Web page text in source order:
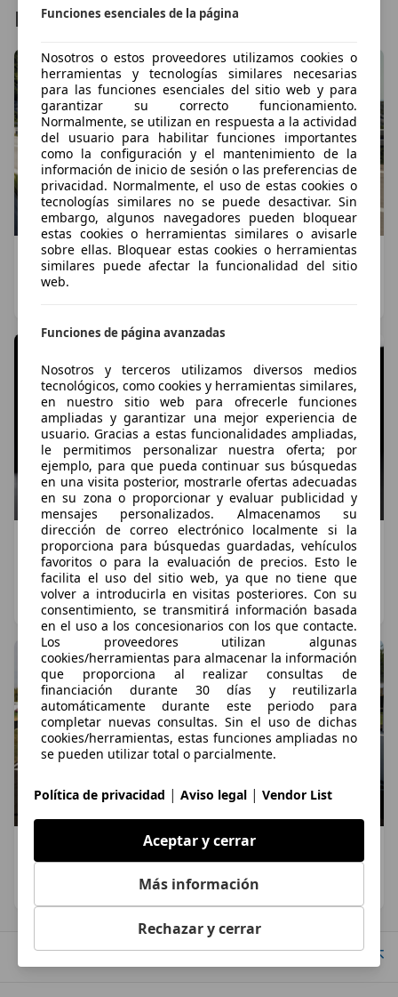
Funciones esenciales de la página
Nosotros o estos proveedores utilizamos cookies o
herramientas y tecnologías similares necesarias
para las funciones esenciales del sitio web y para
garantizar su correcto funcionamiento.
Normalmente, se utilizan en respuesta a la actividad
del usuario para habilitar funciones importantes
como la configuración y el mantenimiento de la
información de inicio de sesión o las preferencias de
privacidad. Normalmente, el uso de estas cookies o
tecnologías similares no se puede desactivar. Sin
embargo, algunos navegadores pueden bloquear
estas cookies o herramientas similares o avisarle
sobre ellas. Bloquear estas cookies o herramientas
similares puede afectar la funcionalidad del sitio
web.
Funciones de página avanzadas
Nosotros y terceros utilizamos diversos medios
tecnológicos, como cookies y herramientas similares,
en nuestro sitio web para ofrecerle funciones
ampliadas y garantizar una mejor experiencia de
usuario. Gracias a estas funcionalidades ampliadas,
le permitimos personalizar nuestra oferta; por
ejemplo, para que pueda continuar sus búsquedas
en una visita posterior, mostrarle ofertas adecuadas
en su zona o proporcionar y evaluar publicidad y
mensajes personalizados. Almacenamos su
dirección de correo electrónico localmente si la
proporciona para búsquedas guardadas, vehículos
favoritos o para la evaluación de precios. Esto le
facilita el uso del sitio web, ya que no tiene que
volver a introducirla en visitas posteriores. Con su
consentimiento, se transmitirá información basada
en el uso a los concesionarios con los que contacte.
Los proveedores utilizan algunas
cookies/herramientas para almacenar la información
que proporciona al realizar consultas de
financiación durante 30 días y reutilizarla
automáticamente durante este periodo para
completar nuevas consultas. Sin el uso de dichas
cookies/herramientas, estas funciones ampliadas no
se pueden utilizar total o parcialmente.
Política de privacidad | Aviso legal | Vendor List
Aceptar y cerrar
Más información
Rechazar y cerrar
Pruebas: Últimos artículos
Mercedes GLA 2026: el SUV compacto de
Mercedes se renueva por completo
Mercedes-AMG CLA 45 4MATIC+: el nuevo
eléctrico de 680 CV con el que AMG lleva el CLA a
otro nivel
Ignacio Crocicchia · 05/08/2026 · 6 minutos de lectura
Denza Z 2026: así es el deportivo eléctrico chino
de 1.604 CV
04/08/2026 · 6 minutos de lectura
Ir arriba